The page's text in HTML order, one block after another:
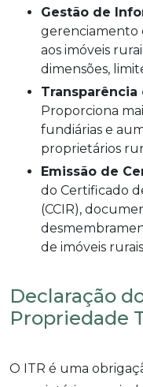
Gestão de
gerenciamento
aos imóveis
dimensões,
Proporciona
fundiárias e
proprietários
Emissão de
do Certificado
(CCIR),
de imóveis
Declaração
Propriedade
O ITR é uma